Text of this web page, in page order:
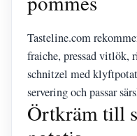
Tasteline.com
fraiche, pressad vitlök,
schnitzel med
servering och passar
Örtkräm till